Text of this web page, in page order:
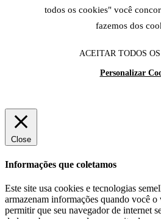
todos os cookies" você
fazemos dos
ACEITAR TODOS
Personalizar
Close
Informações que coletamos
Este site usa cookies e tecnologias
armazenam informações quando você o
permitir que seu navegador de internet